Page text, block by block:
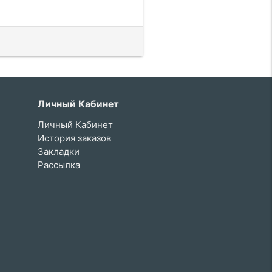
Личный Кабинет
Личный Кабинет
История заказов
Закладки
Рассылка